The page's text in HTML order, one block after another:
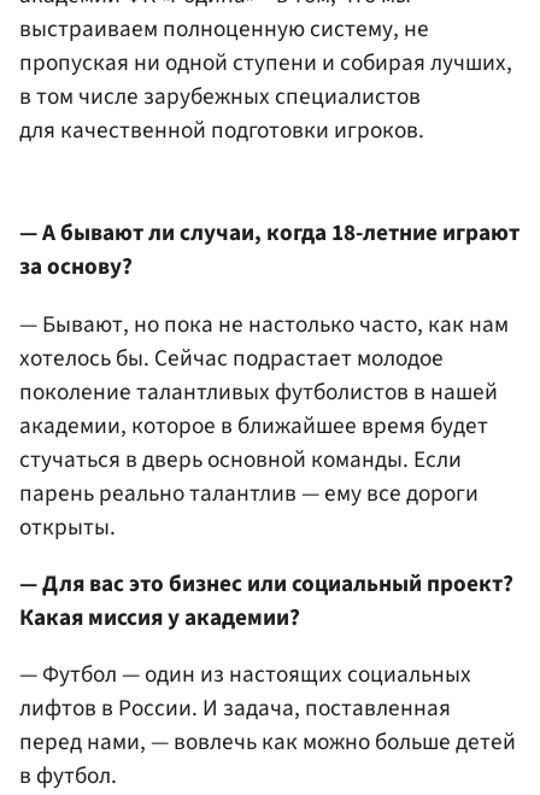
выстраиваем полноценную систему, не
пропуская ни одной ступени и собирая лучших,
в том числе зарубежных специалистов
для качественной подготовки игроков.
— А бывают ли случаи, когда 18-летние играют
за основу?
— Бывают, но пока не настолько часто, как нам
хотелось бы. Сейчас подрастает молодое
поколение талантливых футболистов в нашей
академии, которое в ближайшее время будет
стучаться в дверь основной команды. Если
парень реально талантлив — ему все дороги
открыты.
— Для вас это бизнес или социальный проект?
Какая миссия у академии?
— Футбол — один из настоящих социальных
лифтов в России. И задача, поставленная
перед нами, — вовлечь как можно больше детей
в футбол.